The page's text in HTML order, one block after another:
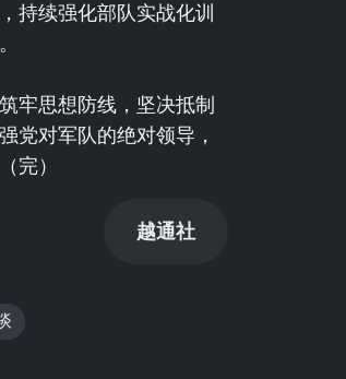
持续强化部队实战化训
牢思想防线，坚决抵制
党对军队的绝对领导，
完）
越通社